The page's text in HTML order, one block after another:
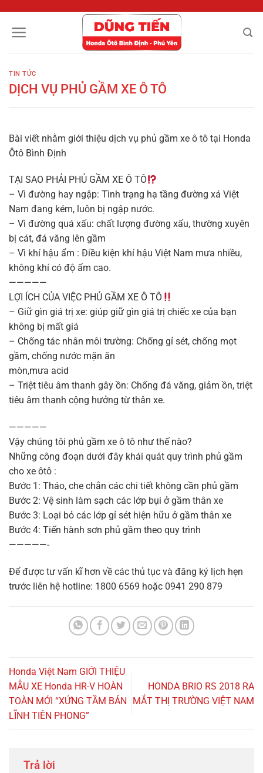
nội
TIN TỨC
DỊCH VỤ PHỦ GẦM XE Ô TÔ
Bài viết nhằm giới thiệu dịch vụ phủ gầm xe ô tô tại Honda
Ôtô Bình Định
TẠI SAO PHẢI PHỦ GẦM XE Ô TÔ️
– Vì đường hay ngập: Tình trạng hạ tầng đường xá Việt
Nam đang kém, luôn bị ngập nước.
– Vì đường quá xấu: chất lượng đường xấu, thường xuyên
bị cát, đá văng lên gầm
– Vì khí hậu ẩm : Điều kiện khí hậu Việt Nam mưa nhiều,
không khí có độ ẩm cao.
—————
LỢI ÍCH CỦA VIỆC PHỦ GẦM XE Ô TÔ
– Giữ gìn giá trị xe: giúp giữ gìn giá trị chiếc xe của bạn
không bị mất giá
– Chống tác nhân môi trường: Chống gỉ sét, chống mọt
gầm, chống nước mặn ăn
mòn,mưa acid
– Triệt tiêu âm thanh gây ồn: Chống đá văng, giảm ồn, triệt
tiêu âm thanh cộng hưởng từ thân xe.
—————
Vậy chúng tôi phủ gầm xe ô tô như thế nào?
Những công đoạn dưới đây khái quát quy trình phủ gầm
cho xe ôtô :
Bước 1: Tháo, che chắn các chi tiết không cần phủ gầm
Bước 2: Vệ sinh làm sạch các lớp bụi ở gầm thân xe
Bước 3: Loại bỏ các lớp gỉ sét hiện hữu ở gầm thân xe
Bước 4: Tiến hành sơn phủ gầm theo quy trình
—————-
Để được tư vấn kĩ hơn về các thủ tục và đăng ký lịch hẹn
trước liên hệ hotline: 1800 6569 hoặc 0941 290 879
Honda Việt Nam GIỚI THIỆU
MẪU XE Honda HR-V HOÀN
TOÀN MỚI “XỨNG TẦM BẢN
LĨNH TIÊN PHONG”
HONDA BRIO RS 2018 RA
MẮT THỊ TRƯỜNG VIỆT NAM
Trả lời